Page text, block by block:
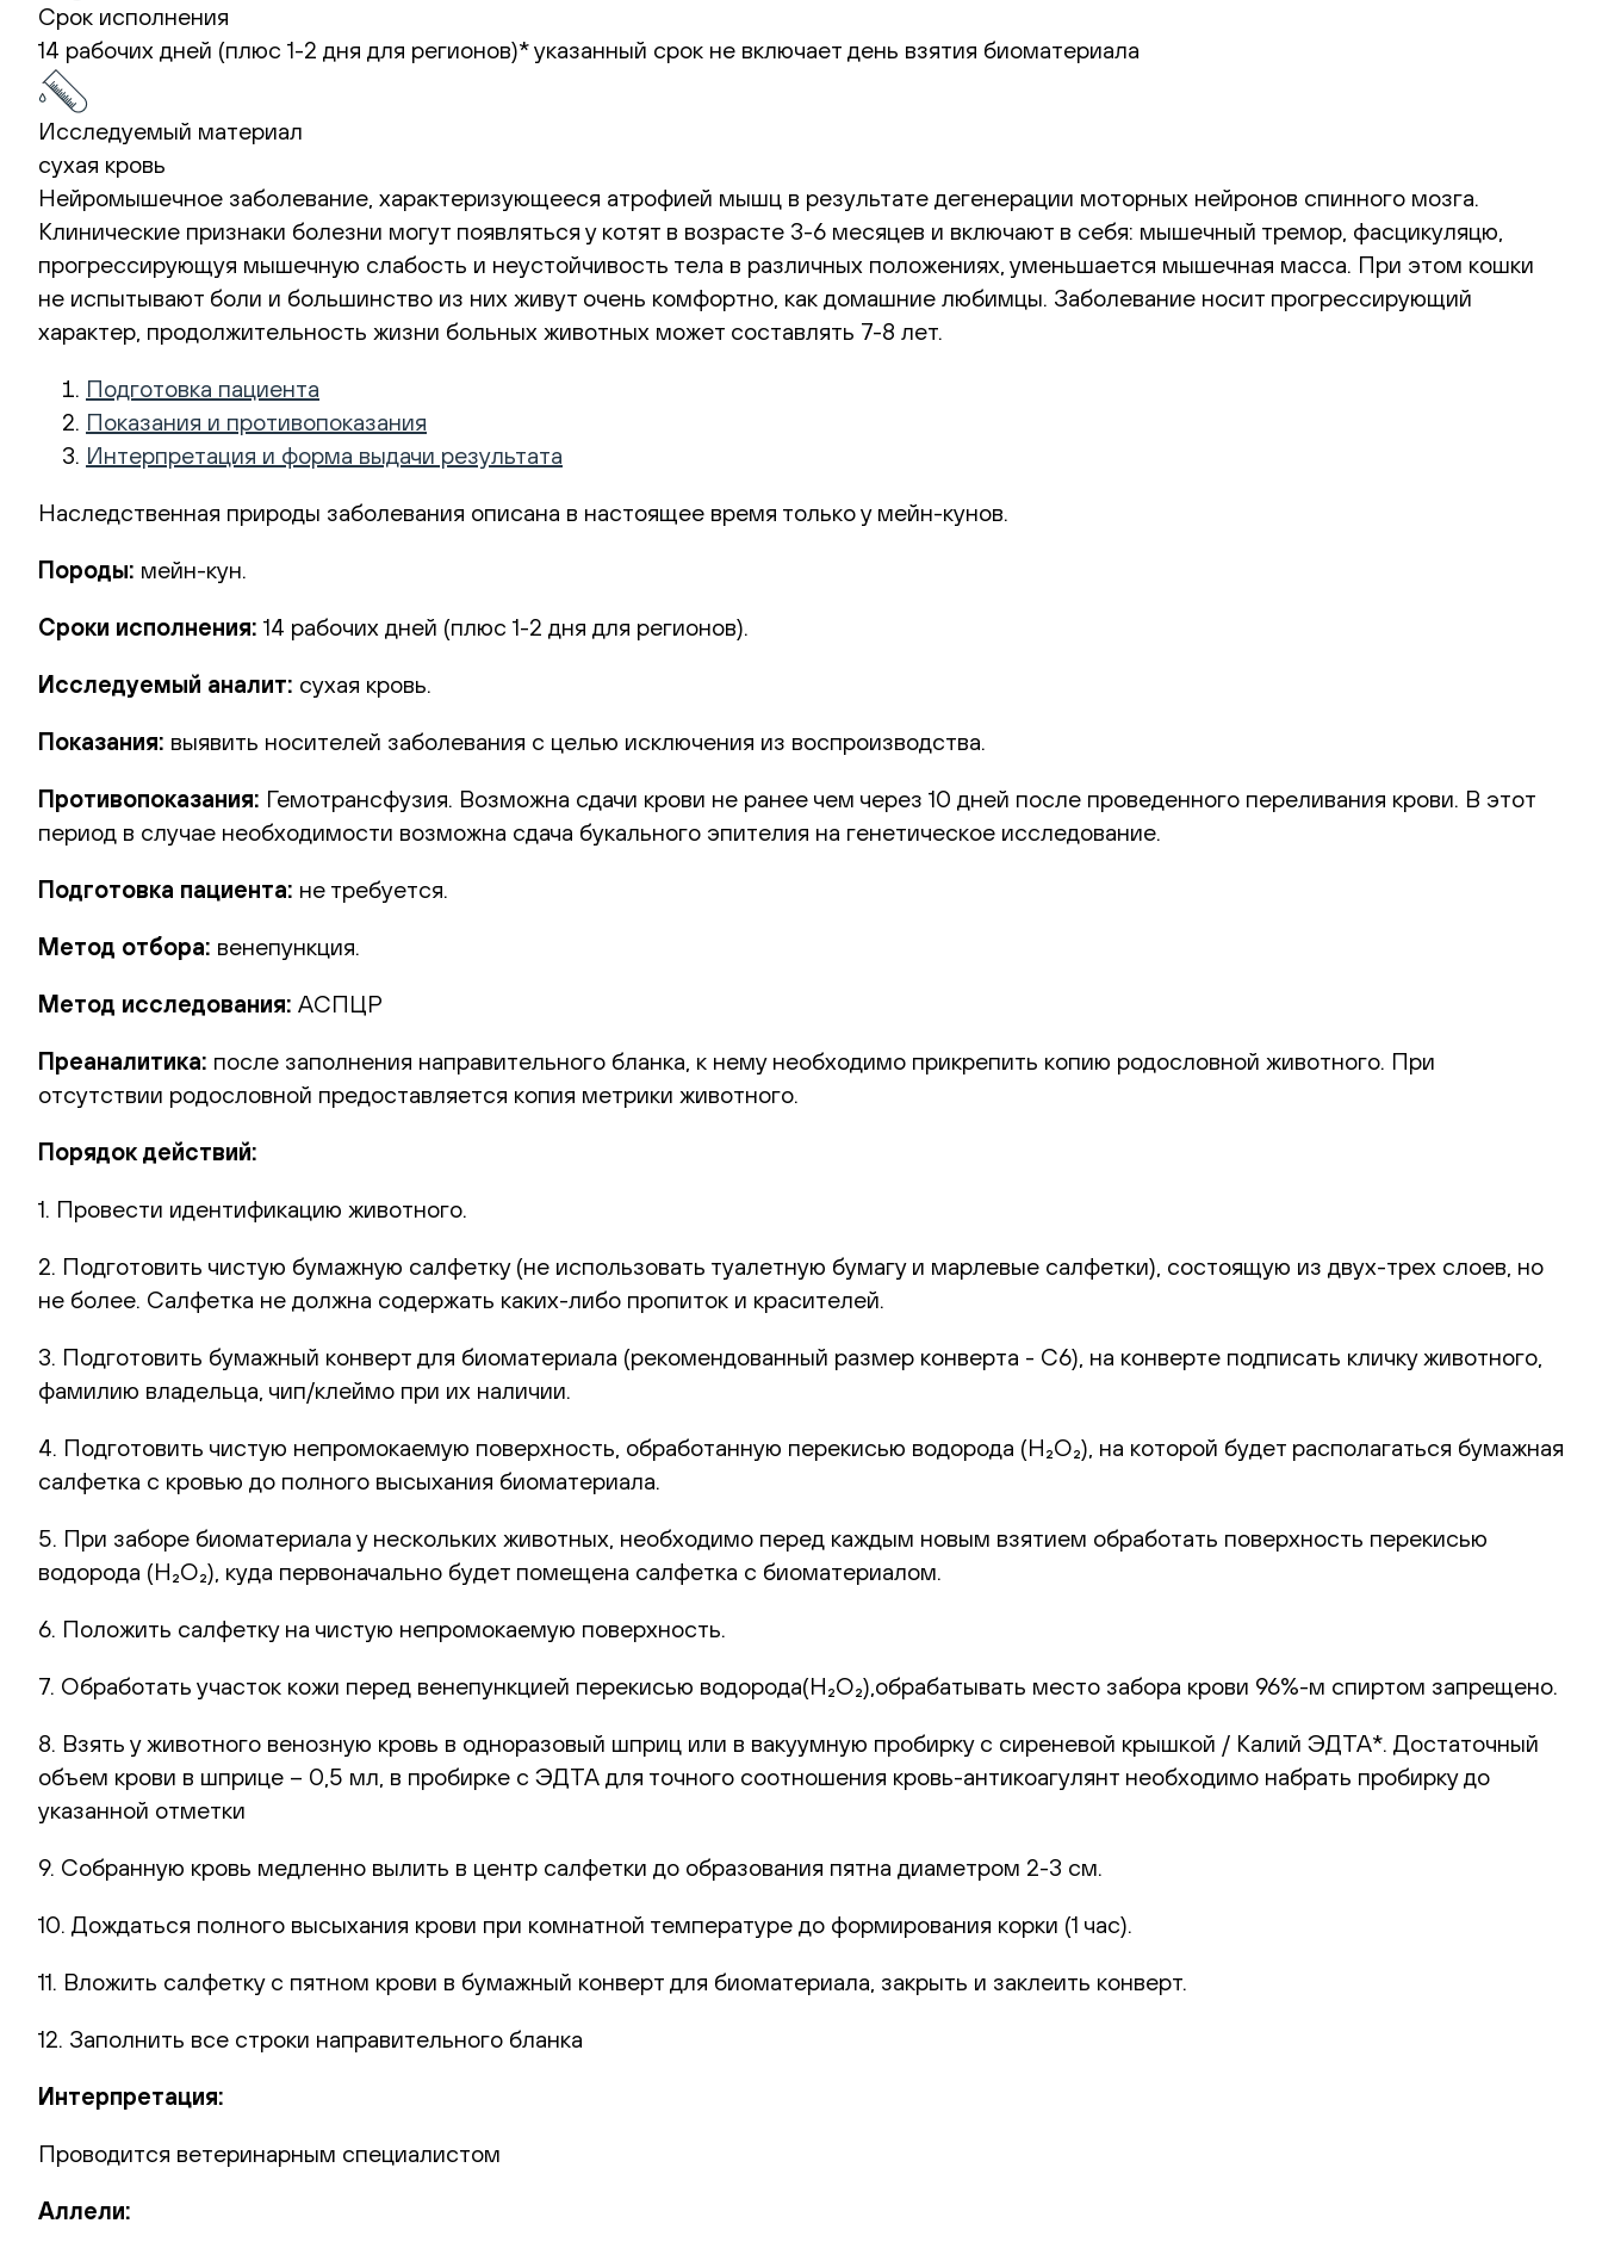
Срок исполнения
14 рабочих дней (плюс 1-2 дня для регионов)*указанный срок не включает день взятия биоматериала
Исследуемый материал
сухая кровь
Нейромышечное заболевание, характеризующееся атрофией мышц в результате дегенерации моторных нейронов спинного мозга.
Клинические признаки болезни могут появляться у котят в возрасте 3-6 месяцев и включают в себя: мышечный тремор, фасцикуляцю,
прогрессирующуя мышечную слабость и неустойчивость тела в различных положениях, уменьшается мышечная масса. При этом кошки
не испытывают боли и большинство из них живут очень комфортно, как домашние любимцы. Заболевание носит прогрессирующий
характер, продолжительность жизни больных животных может составлять 7-8 лет.
Подготовка пациента
Показания и противопоказания
Интерпретация и форма выдачи результата
Наследственная природы заболевания описана в настоящее время только у мейн-кунов.
Породы: мейн-кун.
Сроки исполнения: 14 рабочих дней (плюс 1-2 дня для регионов).
Исследуемый аналит: сухая кровь.
Показания: выявить носителей заболевания с целью исключения из воспроизводства.
Противопоказания: Гемотрансфузия. Возможна сдачи крови не ранее чем через 10 дней после проведенного переливания крови. В этот
период в случае необходимости возможна сдача букального эпителия на генетическое исследование.
Подготовка пациента: не требуется.
Метод отбора: венепункция.
Метод исследования: АСПЦР
Преаналитика: после заполнения направительного бланка, к нему необходимо прикрепить копию родословной животного. При
отсутствии родословной предоставляется копия метрики животного.
Порядок действий:
1. Провести идентификацию животного.
2. Подготовить чистую бумажную салфетку (не использовать туалетную бумагу и марлевые салфетки), состоящую из двух-трех слоев, но
не более. Салфетка не должна содержать каких-либо пропиток и красителей.
3. Подготовить бумажный конверт для биоматериала (рекомендованный размер конверта - С6), на конверте подписать кличку животного,
фамилию владельца, чип/клеймо при их наличии.
4. Подготовить чистую непромокаемую поверхность, обработанную перекисью водорода (H₂O₂), на которой будет располагаться бумажная
салфетка с кровью до полного высыхания биоматериала.
5. При заборе биоматериала у нескольких животных, необходимо перед каждым новым взятием обработать поверхность перекисью
водорода (H₂O₂), куда первоначально будет помещена салфетка с биоматериалом.
6. Положить салфетку на чистую непромокаемую поверхность.
7. Обработать участок кожи перед венепункцией перекисью водорода(H₂O₂),обрабатывать место забора крови 96%-м спиртом запрещено.
8. Взять у животного венозную кровь в одноразовый шприц или в вакуумную пробирку с сиреневой крышкой / Калий ЭДТА*. Достаточный
объем крови в шприце – 0,5 мл, в пробирке с ЭДТА для точного соотношения кровь-антикоагулянт необходимо набрать пробирку до
указанной отметки
9. Собранную кровь медленно вылить в центр салфетки до образования пятна диаметром 2-3 см.
10. Дождаться полного высыхания крови при комнатной температуре до формирования корки (1 час).
11. Вложить салфетку с пятном крови в бумажный конверт для биоматериала, закрыть и заклеить конверт.
12. Заполнить все строки направительного бланка
Интерпретация:
Проводится ветеринарным специалистом
Аллели: